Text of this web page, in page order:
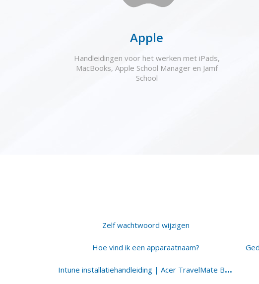
Apple
Handleidingen voor het werken met iPads,
MacBooks, Apple School Manager en Jamf
School
Zelf wachtwoord wijzigen
Hoe vind ik een apparaatnaam?
I
ntune installatiehandleiding | Acer TravelMate B- en P serie